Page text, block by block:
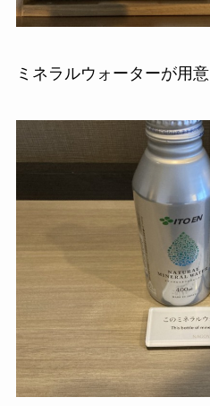
ミネラルウォーターが用